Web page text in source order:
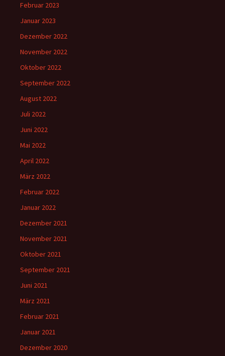
Februar 2023
Januar 2023
Dezember 2022
November 2022
Oktober 2022
September 2022
August 2022
Juli 2022
Juni 2022
Mai 2022
April 2022
März 2022
Februar 2022
Januar 2022
Dezember 2021
November 2021
Oktober 2021
September 2021
Juni 2021
März 2021
Februar 2021
Januar 2021
Dezember 2020